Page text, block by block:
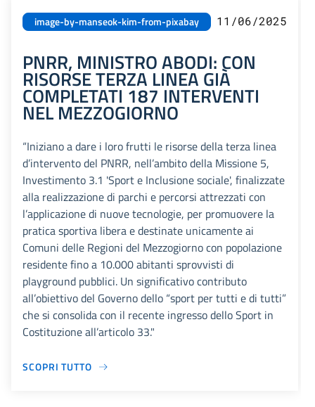
image-by-manseok-kim-from-pixabay 11/06/2025
PNRR, MINISTRO ABODI: CON
RISORSE TERZA LINEA GIÀ
COMPLETATI 187 INTERVENTI
NEL MEZZOGIORNO
“Iniziano a dare i loro frutti le risorse della terza linea
d’intervento del PNRR, nell’ambito della Missione 5,
Investimento 3.1 'Sport e Inclusione sociale', finalizzate
alla realizzazione di parchi e percorsi attrezzati con
l’applicazione di nuove tecnologie, per promuovere la
pratica sportiva libera e destinate unicamente ai
Comuni delle Regioni del Mezzogiorno con popolazione
residente fino a 10.000 abitanti sprovvisti di
playground pubblici. Un significativo contributo
all’obiettivo del Governo dello “sport per tutti e di tutti”
che si consolida con il recente ingresso dello Sport in
Costituzione all’articolo 33."
SCOPRI TUTTO